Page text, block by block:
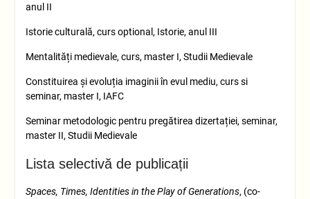
anul II
Istorie culturală, curs optional, Istorie, anul III
Mentalități medievale, curs, master I, Studii Medievale
Constituirea și evoluția imaginii în evul mediu, curs si
seminar, master I, IAFC
Seminar metodologic pentru pregătirea dizertației, seminar,
master II, Studii Medievale
Lista selectivă de publicații
Spaces, Times, Identities in the Play of Generations, (co-